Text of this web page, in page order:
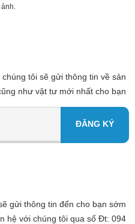
tôi sẽ gửi thông tin về sản
như vật tư mới nhất cho bạn
gửi thông tin đến cho bạn sớm
hệ với chúng tôi qua số Đt: 094